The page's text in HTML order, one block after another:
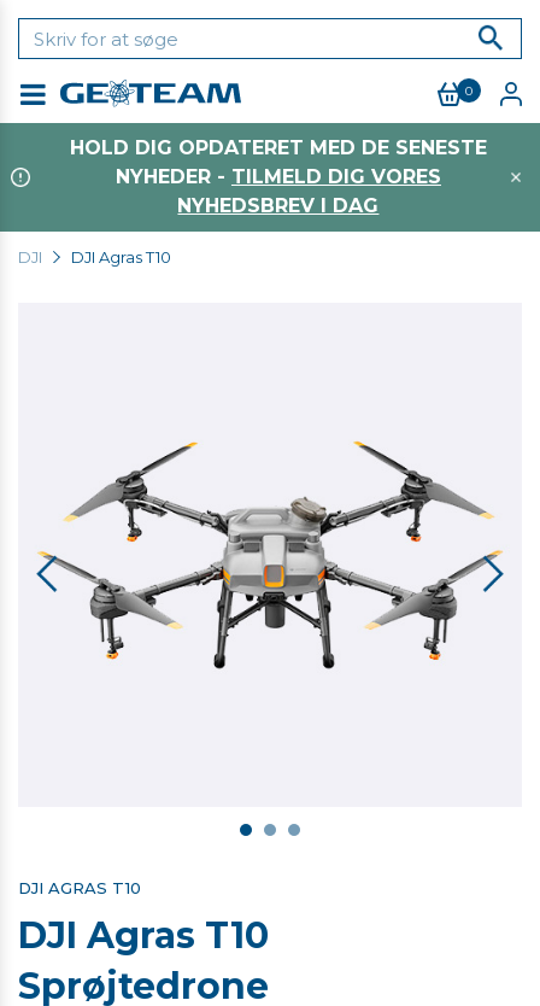
0
HOLD DIG OPDATERET MED DE SENESTE
NYHEDER - TILMELD DIG VORES
NYHEDSBREV I DAG
DJI DJI Agras T10
DJI AGRAS T10
DJI Agras T10
Sprøjtedrone